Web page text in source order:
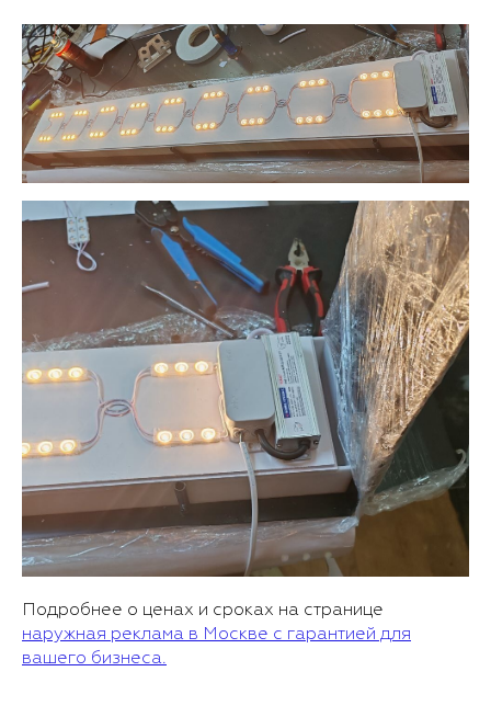
Подробнее о ценах и сроках на странице
наружная реклама в Москве с гарантией для
вашего бизнеса.